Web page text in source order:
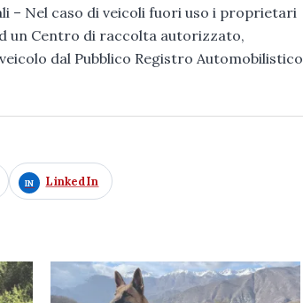
– Nel caso di veicoli fuori uso i proprietari
un Centro di raccolta autorizzato,
dal Pubblico Registro Automobilistico
LinkedIn